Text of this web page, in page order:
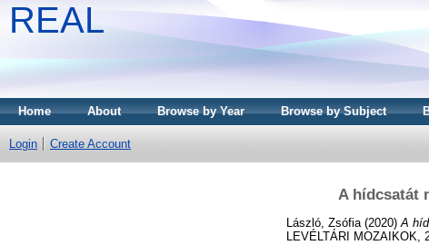
REAL
Home About Browse by Year Browse by Subject
Login Create Account
A hídcsatát
László, Zsófia (2020) A
LEVÉLTÁRI MOZAIKOK,